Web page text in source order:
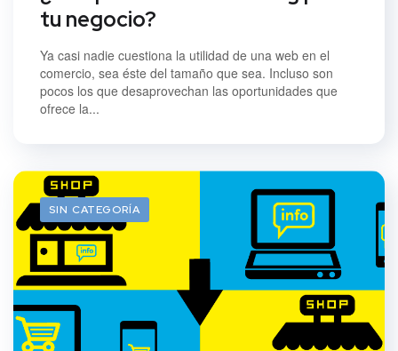
tu negocio?
Ya casi nadie cuestiona la utilidad de una web en el
comercio, sea éste del tamaño que sea. Incluso son
pocos los que desaprovechan las oportunidades que
ofrece la...
SIN CATEGORÍA